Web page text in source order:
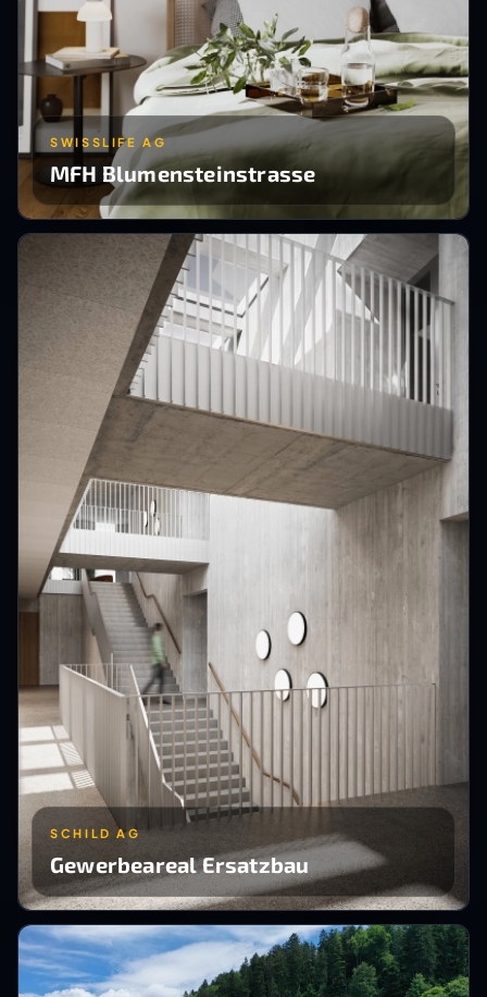
SWISSLIFE AG
MFH Blumensteinstrasse
SCHILD AG
Gewerbeareal Ersatzbau